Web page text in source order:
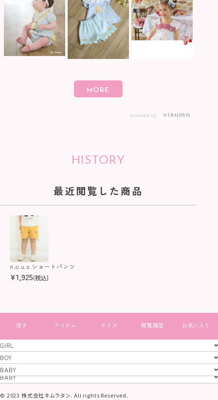
powered by
HISTORY
最近閲覧した商品
n.o.u.s ショートパンツ
¥1,925(税込)
すべて見る
GIRL
BOY
BABY
GIRL
BOY
BABY
© 2023 株式会社キムラタン. All rights Reserved.